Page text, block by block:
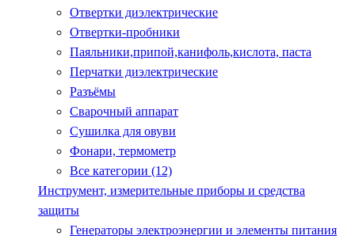
Отвертки диэлектрические
Отвертки-пробники
Паяльники,припой,канифоль,кислота, паста
Перчатки диэлектрические
Разъёмы
Сварочный аппарат
Сушилка для овуви
Фонари, термометр
Все категории (12)
Инструмент, измерительные приборы и средства
защиты
Генераторы электроэнергии и элементы питания